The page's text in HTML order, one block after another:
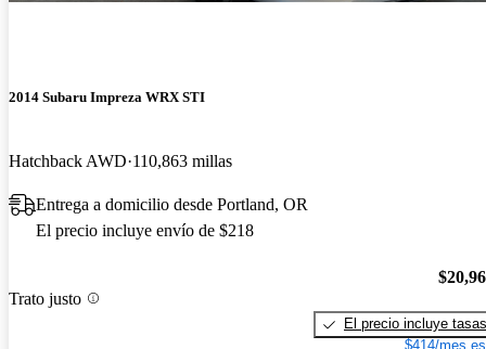
2014 Subaru Impreza WRX STI
Hatchback AWD 110,863 millas
Entrega a domicilio desde Portland, OR
El precio incluye envío de $218
Trato justo
El precio incluye tasas
$414/mes